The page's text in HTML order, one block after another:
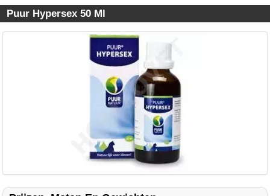
Puur Hypersex 50 Ml